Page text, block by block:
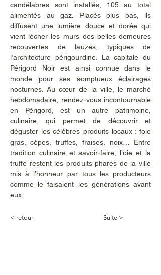
candélabres sont installés, 105 au total
alimentés au gaz. Placés plus bas, ils
diffusent une lumière douce et dorée qui
vient lécher les murs des belles demeures
recouvertes de lauzes, typiques de
l’architecture périgourdine. La capitale du
Périgord Noir est ainsi connue dans le
monde pour ses somptueux éclairages
nocturnes. Au cœur de la ville, le marché
hebdomadaire, rendez-vous incontournable
en Périgord, est un autre patrimoine,
culinaire, qui permet de découvrir et
déguster les célèbres produits locaux : foie
gras, cèpes, truffes, fraises, noix… Entre
tradition culinaire et savoir-faire, l’oie et la
truffe restent les produits phares de la ville
mis à l’honneur par tous les producteurs
comme le faisaient les générations avant
eux.
< retour Suite >